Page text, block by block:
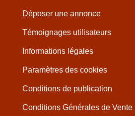
Déposer une annonce
Témoignages utilisateurs
Informations légales
Paramètres des cookies
Conditions de publication
Conditions Générales de Vente